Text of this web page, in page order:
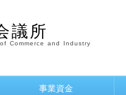
議所
Commerce and Industry
事業資金